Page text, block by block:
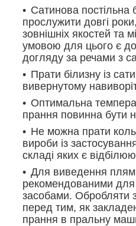
Сатинова постільна
прослужити довгі
зовнішніх якостей та
умовою для цього є
догляду за речами з
Прати білизну із
вивернутому
Оптимальна
прання повинна бути
Не можна прати
вироби із
складі яких є
Для виведення плям
рекомендованими для
засобами. Обробляти
перед тим, як
прання в пральну